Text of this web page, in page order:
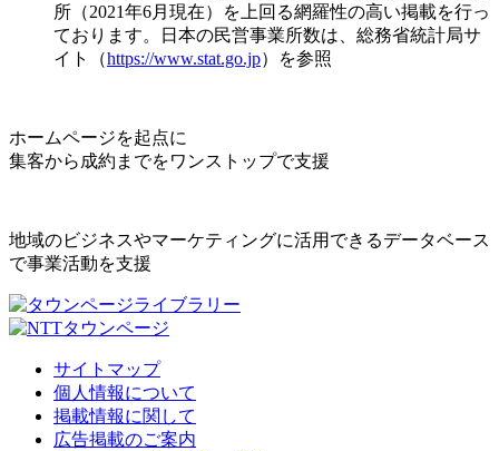
所（2021年6月現在）を上回る網羅性の高い掲載を行っ
ております。日本の民営事業所数は、総務省統計局サ
イト（https://www.stat.go.jp）を参照
ホームページを起点に
集客から成約までをワンストップで支援
地域のビジネスやマーケティングに活用できるデータベース
で事業活動を支援
サイトマップ
個人情報について
掲載情報に関して
広告掲載のご案内